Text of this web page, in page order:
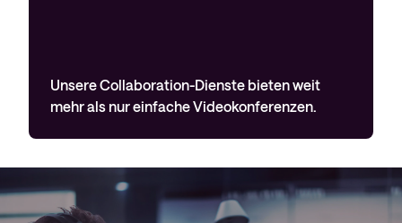
Unsere Collaboration-Dienste bieten weit
mehr als nur einfache Videokonferenzen.